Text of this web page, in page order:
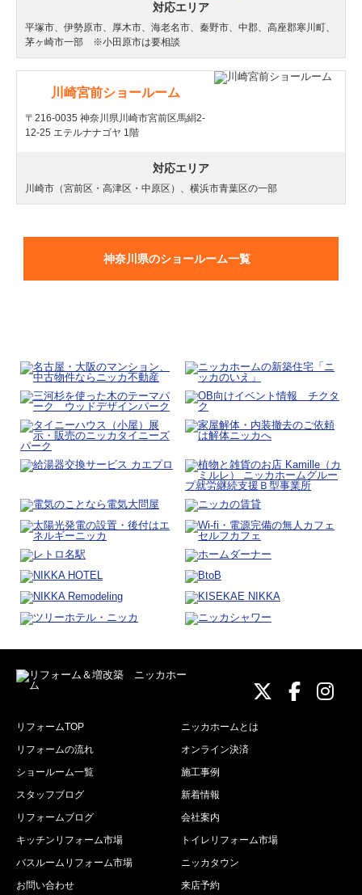
対応エリア
平塚市、伊勢原市、厚木市、海老名市、秦野市、中郡、高座郡寒川町、
茅ヶ崎市一部 ※小田原市は要相談
川崎宮前ショールーム
〒216-0035 神奈川県川崎市宮前区馬絹2-
12-25 エテルナナゴヤ 1階
対応エリア
川崎市（宮前区・高津区・中原区）、横浜市青葉区の一部
神奈川県のショールーム一覧
ニッカ
ニッニ
リフォームTOP
ニッカホームとは
リフォームの流れ
オンライン決済
ショールーム一覧
施工事例
スタッフブログ
新着情報
リフォームブログ
会社案内
キッチンリフォーム市場
トイレリフォーム市場
バスルームリフォーム市場
ニッカタウン
お問い合わせ
来店予約